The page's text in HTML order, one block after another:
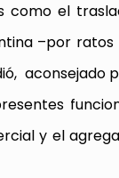
como el
–por
aconsejado
y el